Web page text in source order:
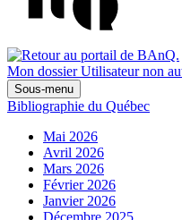
Mon dossier Utilisateur non
Sous-menu
Bibliographie du Québec
Mai 2026
Avril 2026
Mars 2026
Février 2026
Janvier 2026
Décembre 2025